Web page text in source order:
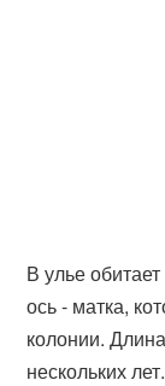
В улье
ось - матка,
колонии.
нескольких